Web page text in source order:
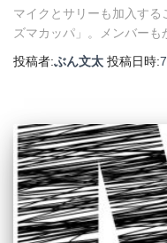
マイクとサリーも加入する
ズマカッパ」。メンバーも
投稿者:ぶん文太 投稿日時: